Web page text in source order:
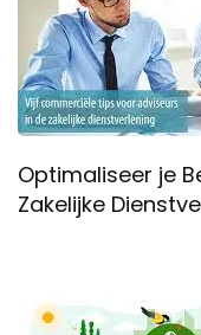
Optimaliseer je
Zakelijke